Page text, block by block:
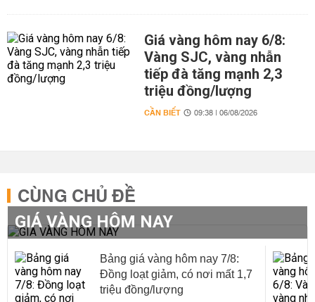
Giá vàng hôm nay 6/8:
Vàng SJC, vàng nhẫn
tiếp đà tăng mạnh 2,3
triệu đồng/lượng
CẦN BIẾT 09:38 | 06/08/2026
CÙNG CHỦ ĐỀ
GIÁ VÀNG HÔM NAY
Bảng giá vàng hôm nay 7/8:
Đồng loạt giảm, có nơi mất 1,7
triệu đồng/lượng